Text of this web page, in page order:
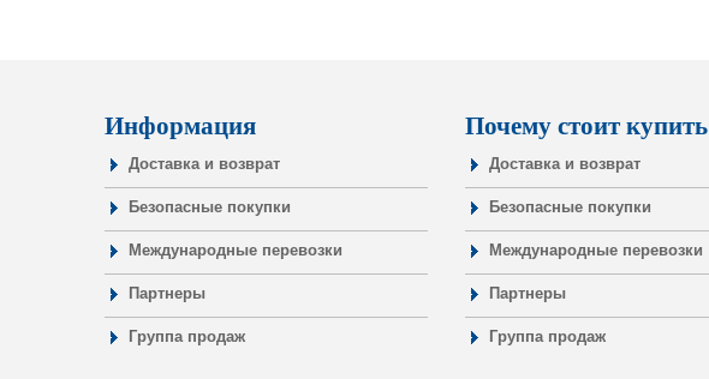
Информация
Доставка и возврат
Безопасные покупки
Международные перевозки
Партнеры
Группа продаж
Почему стоит купить
Доставка и возврат
Безопасные покупки
Международные перевозки
Партнеры
Группа продаж